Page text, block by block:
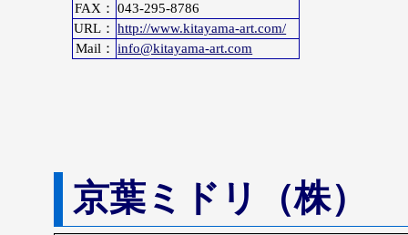
FAX： 043-295-8786
URL： http://www.kitayama-art.com/
Mail： info@kitayama-art.com
京葉ミドリ（株）